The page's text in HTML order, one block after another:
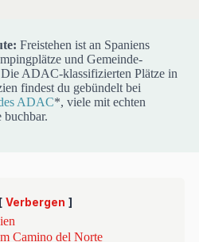
Freistehen ist an Spaniens
und Gemeinde-
ADAC-klassifizierten Plätze in
findest du gebündelt bei
ADAC*, viele mit echten
Verbergen
Camino del Norte